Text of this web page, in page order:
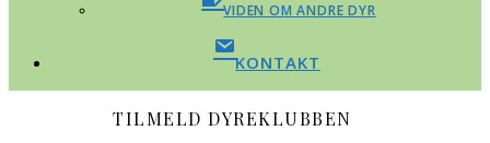
VIDEN OM ANDRE DYR
KONTAKT
TILMELD DYREKLUBBEN